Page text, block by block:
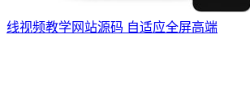
线视频教学网站源码 自适应全屏高端